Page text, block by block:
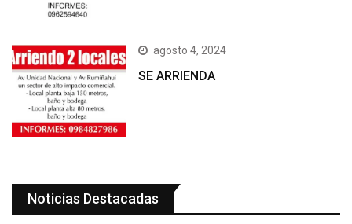
agosto 4, 2024
SE ARRIENDA
Noticias Destacadas